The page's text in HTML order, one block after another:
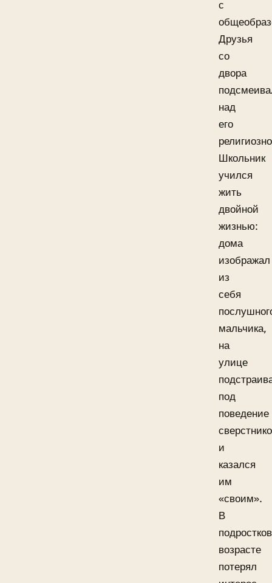
с
Друзья
со
двора
над
его
Школьник
учился
жить
двойной
жизнью:
дома
изображал
из
себя
мальчика,
на
улице
под
поведение
и
казался
им
«своим».
В
возрасте
потерял